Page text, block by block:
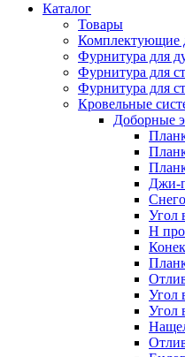
Каталог
Товары
Комплектующие
Фурнитура для
Фурнитура для
Фурнитура для
Кровельные
Доборные
Джи-
Угол
Н
Угол
Угол